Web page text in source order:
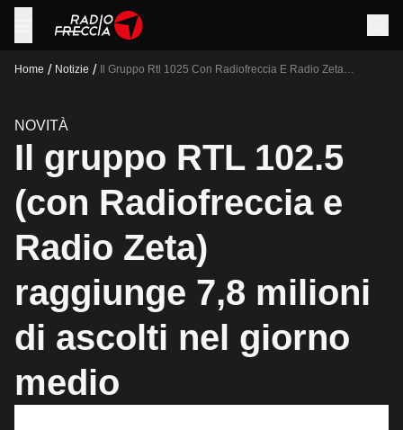
Home / Notizie /
Il Gruppo Rtl 1025 Con Radiofreccia E Radio Zeta
NOVITÀ
Il gruppo RTL 102.5
(con Radiofreccia e
Radio Zeta)
raggiunge 7,8 milioni
di ascolti nel giorno
medio